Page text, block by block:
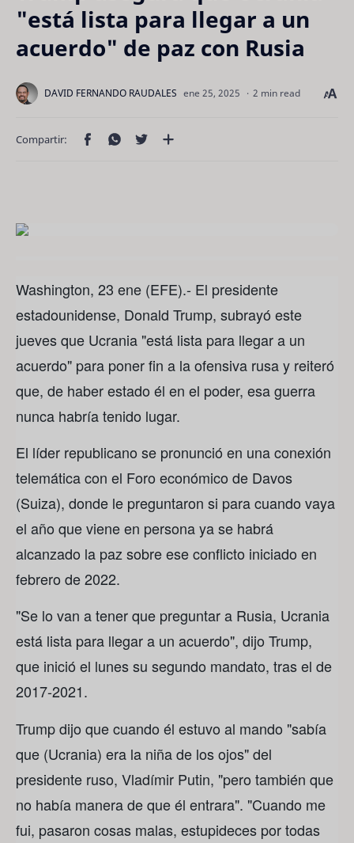
"está lista para llegar a un
acuerdo" de paz con Rusia
2 min read
Washington, 23 ene (EFE).- El presidente
estadounidense, Donald Trump, subrayó este
jueves que Ucrania "está lista para llegar a un
acuerdo" para poner fin a la ofensiva rusa y reiteró
que, de haber estado él en el poder, esa guerra
nunca habría tenido lugar.
El líder republicano se pronunció en una conexión
telemática con el Foro económico de Davos
(Suiza), donde le preguntaron si para cuando vaya
el año que viene en persona ya se habrá
alcanzado la paz sobre ese conflicto iniciado en
febrero de 2022.
"Se lo van a tener que preguntar a Rusia, Ucrania
está lista para llegar a un acuerdo", dijo Trump,
que inició el lunes su segundo mandato, tras el de
2017-2021.
Trump dijo que cuando él estuvo al mando "sabía
que (Ucrania) era la niña de los ojos" del
presidente ruso, Vladímir Putin, "pero también que
no había manera de que él entrara". "Cuando me
fui, pasaron cosas malas, estupideces por todas